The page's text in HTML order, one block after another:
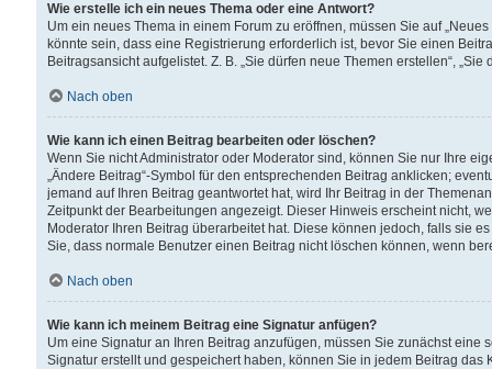
Wie erstelle ich ein neues Thema oder eine Antwort?
Um ein neues Thema in einem Forum zu eröffnen, müssen Sie auf
könnte sein, dass eine Registrierung erforderlich ist, bevor Sie einen
Beitragsansicht aufgelistet. Z. B. „Sie dürfen neue Themen erstellen“,
Nach oben
Wie kann ich einen Beitrag bearbeiten oder löschen?
Wenn Sie nicht Administrator oder Moderator sind, können Sie nur Ihre
„Ändere Beitrag“-Symbol für den entsprechenden Beitrag anklicken;
jemand auf Ihren Beitrag geantwortet hat, wird Ihr Beitrag in der
Zeitpunkt der Bearbeitungen angezeigt. Dieser Hinweis erscheint nicht,
Moderator Ihren Beitrag überarbeitet hat. Diese können jedoch, falls sie
Sie, dass normale Benutzer einen Beitrag nicht löschen können, wenn
Nach oben
Wie kann ich meinem Beitrag eine Signatur anfügen?
Um eine Signatur an Ihren Beitrag anzufügen, müssen Sie zunächst
Signatur erstellt und gespeichert haben, können Sie in jedem Beitrag